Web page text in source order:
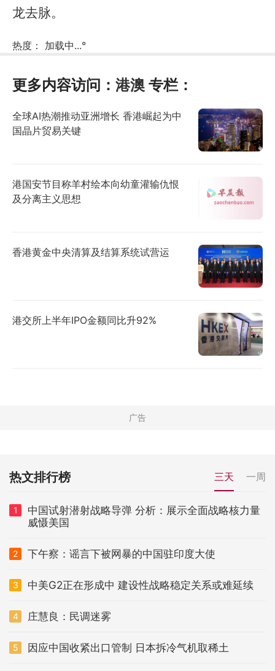
龙去脉。
热度： 加载中...°
更多内容访问： 港澳 专栏：
全球AI热潮推动亚洲增长 香港崛起为中
国晶片贸易关键
港国安节目称羊村绘本向幼童灌输仇恨
及分离主义思想
香港黄金中央清算及结算系统试营运
港交所上半年IPO金额同比升92%
热文排行榜 三天 一周
1
中国试射潜射战略导弹 分析：展示全面战略核力量
威慑美国
2 下午察：谣言下被网暴的中国驻印度大使
3 中美G2正在形成中 建设性战略稳定关系或难延续
4 庄慧良：民调迷雾
5 因应中国收紧出口管制 日本拆冷气机取稀土